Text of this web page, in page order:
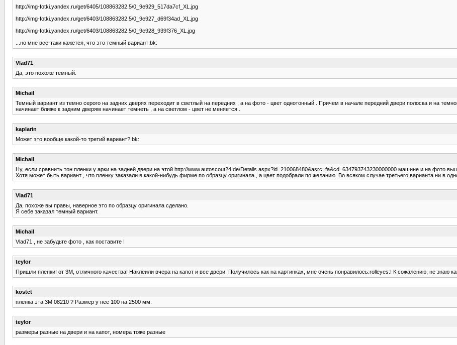
http://img-fotki.yandex.ru/get/6405/108863282.5/0_9e929_517da7cf_XL.jpg
http://img-fotki.yandex.ru/get/6403/108863282.5/0_9e927_d69f34ad_XL.jpg
http://img-fotki.yandex.ru/get/6403/108863282.5/0_9e928_939f376_XL.jpg
...но мне все-таки кажется, что это темный вариант:bk:
Vlad71
Да, это похоже темный.
Michail
Темный вариант из темно серого на задних дверях переходит в светлый на передних , а на фото - цвет однотонный . Причем в начале передний двери полоска и на
начинает ближе к задним дверям начинает темнеть , а на светлом - цвет не меняется .
kaplarin
Может это вообще какой-то третий вариант?:bk:
Michail
Ну, если сравнить тон пленки у арки на задней двери на этой http://www.autoscout24.de/Details.aspx?id=210068480&asrc=fa&cd=634793743230000000 машине и на фото
Хотя может быть вариант , что пленку заказали в какой-нибудь фирме по образцу оригинала , а цвет подобрали по желанию. Во всяком случае третьего варианта ни в
Vlad71
Да, похоже вы правы, наверное это по образцу оригинала сделано.
Я себе заказал темный вариант.
Michail
Vlad71 , не забудьте фото , как поставите !
teylor
Пришли пленки! от 3М, отличного качества! Наклеили вчера на капот и все двери. Получилось как на картинках, мне очень понравилось:rolleyes:! К сожалению, не знаю
kostet
пленка эта 3M 08210 ? Размер у нее 100 на 2500 мм.
teylor
размеры разные на двери и на капот, номера тоже разные